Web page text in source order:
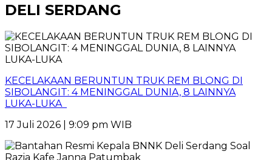
DELI SERDANG
KECELAKAAN BERUNTUN TRUK REM BLONG DI
SIBOLANGIT: 4 MENINGGAL DUNIA, 8 LAINNYA
LUKA-LUKA
17 Juli 2026 | 9:09 pm WIB